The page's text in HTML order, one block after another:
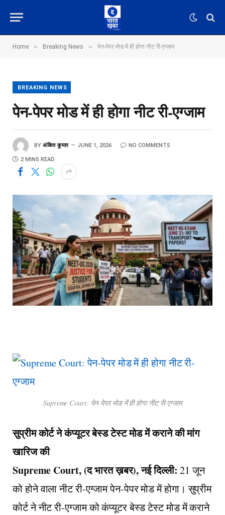
Home » Breaking News » पेन-पेपर मोड में ही होगा नीट री-एग्जाम
BREAKING NEWS
पेन-पेपर मोड में ही होगा नीट री-एग्जाम
BY अंकित कुमार JUNE 1, 2026 NO COMMENTS
2 MINS READ
Supreme Court: पेन-पेपर मोड में ही होगा नीट री-एग्जाम
सुप्रीम कोर्ट ने कंप्यूटर बेस्ड टेस्ट मोड में कराने की मांग
खारिज की
Supreme Court, (द भारत ख़बर), नई दिल्ली: 21 जून
को होने वाला नीट री-एग्जाम पेन-पेपर मोड में होगा। सुप्रीम
कोर्ट ने नीट री-एग्जाम को कंप्यूटर बेस्ड टेस्ट मोड में कराने